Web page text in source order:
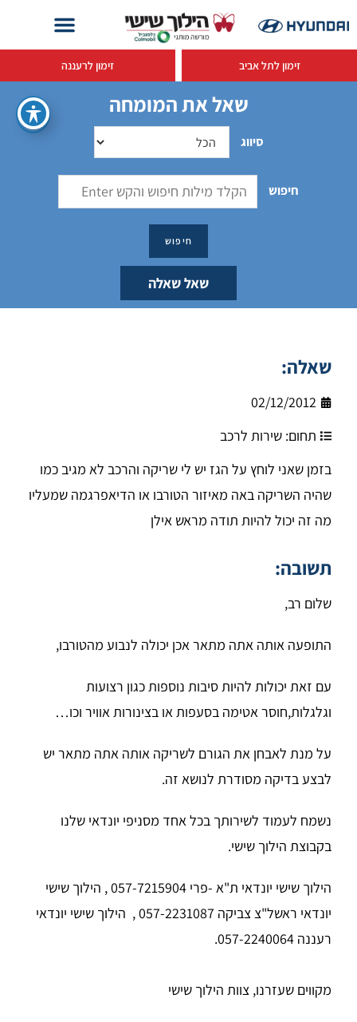
זימון לתל אביב זימון לרעננה
שאל את המומחה
סיווג
חיפוש
שאל שאלה
שאלה:
02/12/2012
תחום: שירות לרכב
בזמן שאני לוחץ על הגז יש לי שריקה והרכב לא מגיב כמו
שהיה השריקה באה מאיזור הטורבו או הדיאפרגמה שמעליו
מה זה יכול להיות תודה מראש אילן
תשובה:
שלום רב,
התופעה אותה אתה מתאר אכן יכולה לנבוע מהטורבו,
עם זאת יכולות להיות סיבות נוספות כגון רצועות
וגלגלות,חוסר אטימה בסעפות או בצינורות אוויר וכו…
על מנת לאבחן את הגורם לשריקה אותה אתה מתאר יש
לבצע בדיקה מסודרת לנושא זה.
נשמח לעמוד לשירותך בכל אחד מסניפי יונדאי שלנו
בקבוצת הילוך שישי.
הילוך שישי יונדאי ת"א -פרי 057-7215904 , הילוך שישי
יונדאי ראשל"צ צביקה 057-2231087
, הילוך שישי יונדאי
רעננה 057-2240064
.
מקווים שעזרנו, צוות הילוך שישי